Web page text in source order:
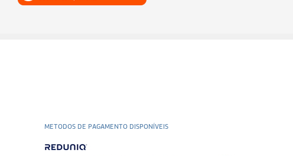
METODOS DE PAGAMENTO DISPONÍVEIS